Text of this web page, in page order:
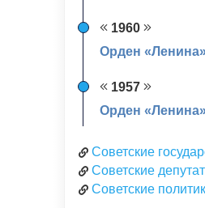
1960
Орден
1957
Орден
Советские
Советские
Советские